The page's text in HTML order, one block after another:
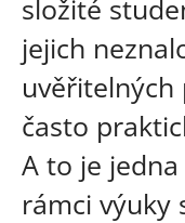
složité
jejich
uvěřitelných
často
A to je
rámci výuky